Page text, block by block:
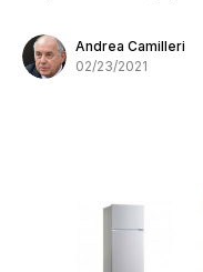
Andrea Camilleri
02/23/2021